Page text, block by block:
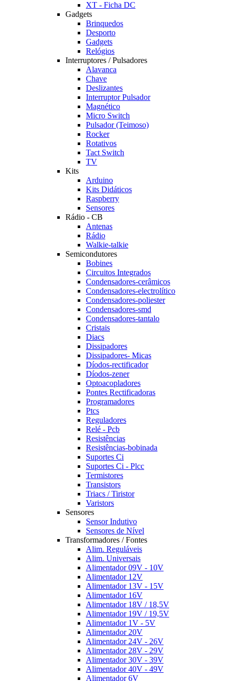
XT - Ficha DC
Gadgets
Brinquedos
Desporto
Gadgets
Relógios
Interruptores / Pulsadores
Alavanca
Chave
Deslizantes
Interruptor Pulsador
Magnético
Micro Switch
Pulsador (Teimoso)
Rocker
Rotativos
Tact Switch
TV
Kits
Arduino
Kits Didáticos
Raspberry
Sensores
Rádio - CB
Antenas
Rádio
Walkie-talkie
Semicondutores
Bobines
Circuitos Integrados
Condensadores-cerâmicos
Condensadores-electrolítico
Condensadores-poliester
Condensadores-smd
Condensadores-tantalo
Cristais
Diacs
Dissipadores
Dissipadores- Micas
Díodos-rectificador
Díodos-zener
Optoacopladores
Pontes Rectificadoras
Programadores
Ptcs
Reguladores
Relé - Pcb
Resistências
Resistências-bobinada
Suportes Ci
Suportes Ci - Plcc
Termistores
Transistors
Triacs / Tiristor
Varistors
Sensores
Sensor Indutivo
Sensores de Nível
Transformadores / Fontes
Alim. Reguláveis
Alim. Universais
Alimentador 09V - 10V
Alimentador 12V
Alimentador 13V - 15V
Alimentador 16V
Alimentador 18V / 18,5V
Alimentador 19V / 19,5V
Alimentador 1V - 5V
Alimentador 20V
Alimentador 24V - 26V
Alimentador 28V - 29V
Alimentador 30V - 39V
Alimentador 40V - 49V
Alimentador 6V